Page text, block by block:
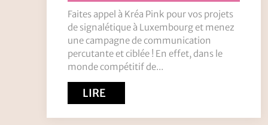
Faites appel à Kréa Pink pour vos projets
de signalétique à Luxembourg et menez
une campagne de communication
percutante et ciblée ! En effet, dans le
monde compétitif de...
LIRE